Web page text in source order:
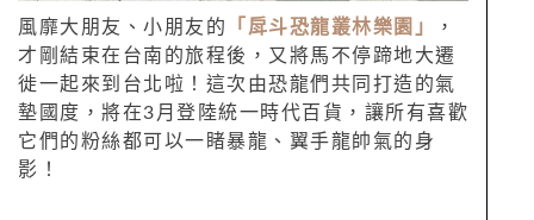
風靡大朋友、小朋友的 「戽斗恐龍叢林樂園」
，
才剛結束在台南的旅程後，又將馬不停蹄地大遷
徙一起來到台北啦！這次由恐龍們共同打造的氣
墊國度，將在3月登陸統一時代百貨，讓所有喜歡
它們的粉絲都可以一睹暴龍、翼手龍帥氣的身
影！